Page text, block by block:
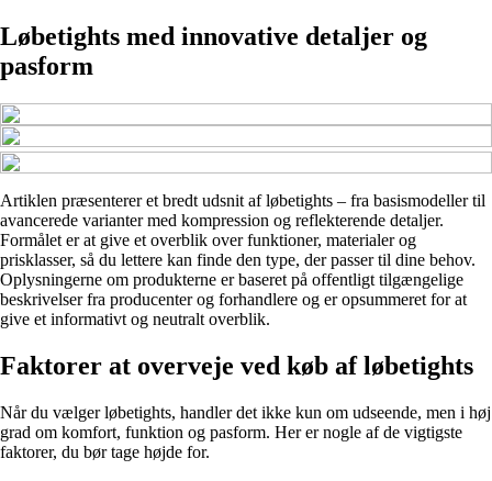
Løbetights med innovative detaljer og
pasform
Artiklen præsenterer et bredt udsnit af løbetights – fra basismodeller til
avancerede varianter med kompression og reflekterende detaljer.
Formålet er at give et overblik over funktioner, materialer og
prisklasser, så du lettere kan finde den type, der passer til dine behov.
Oplysningerne om produkterne er baseret på offentligt tilgængelige
beskrivelser fra producenter og forhandlere og er opsummeret for at
give et informativt og neutralt overblik.
Faktorer at overveje ved køb af løbetights
Når du vælger løbetights, handler det ikke kun om udseende, men i høj
grad om komfort, funktion og pasform. Her er nogle af de vigtigste
faktorer, du bør tage højde for.